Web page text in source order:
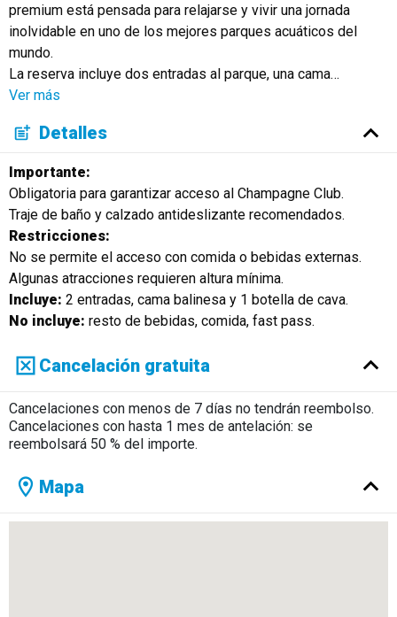
premium está pensada para relajarse y vivir una jornada
inolvidable en uno de los mejores parques acuáticos del
mundo.
La reserva incluye dos entradas al parque, una cama…
Ver más
Detalles
Importante:
Obligatoria para garantizar acceso al Champagne Club.
Traje de baño y calzado antideslizante recomendados.
Restricciones:
No se permite el acceso con comida o bebidas externas.
Algunas atracciones requieren altura mínima.
Incluye: 2 entradas, cama balinesa y 1 botella de cava.
No incluye: resto de bebidas, comida, fast pass.
Cancelación gratuita
Cancelaciones con menos de 7 días no tendrán reembolso.
Cancelaciones con hasta 1 mes de antelación: se
reembolsará 50 % del importe.
Mapa